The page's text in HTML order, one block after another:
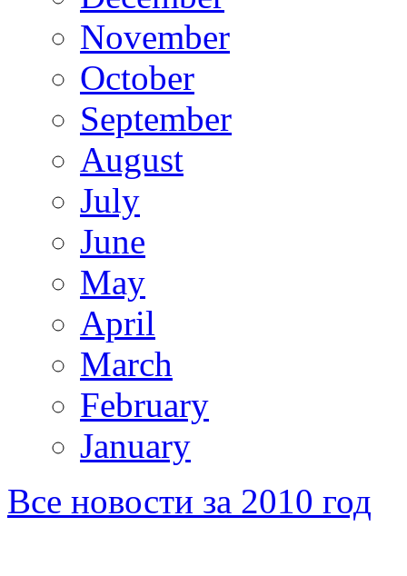
November
October
September
August
July
June
May
April
March
February
January
Все новости за 2010 год